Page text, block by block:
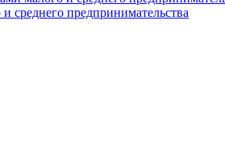
среднего предпринимательства